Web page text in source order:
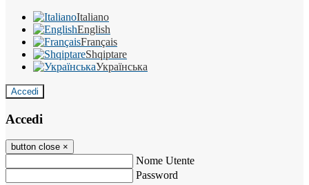
Italiano
English
Français
Shqiptare
Українська
Accedi
Accedi
button close ×
Nome Utente
Password